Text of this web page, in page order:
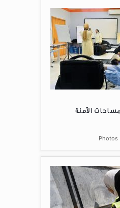
الآمنة